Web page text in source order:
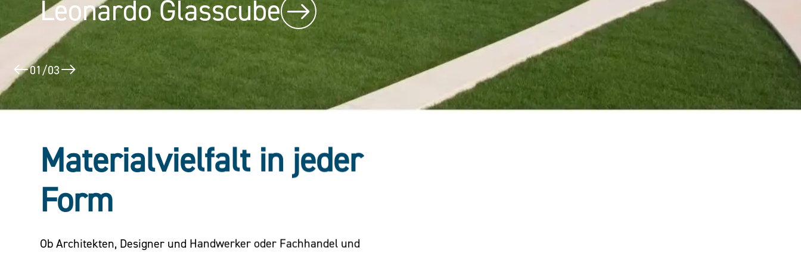
Leonardo Glasscube
Public Design organische Sitzskulptur
02/03
Materialvielfalt in jeder
Form
Ob Architekten, Designer und Handwerker oder Fachhandel und